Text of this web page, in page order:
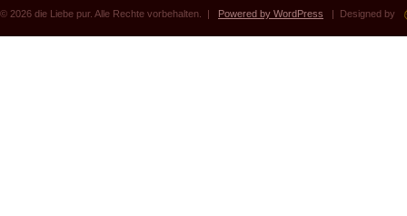
© 2026 die Liebe pur. Alle Rechte vorbehalten. | Powered by WordPress | Designed by